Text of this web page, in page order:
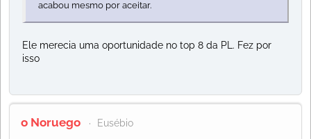
acabou mesmo por aceitar.
Ele merecia uma oportunidade no top 8 da PL. Fez por
isso
o Noruego Eusébio